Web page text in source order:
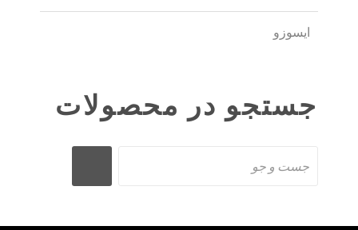
ایسوزو
جستجو در محصولات